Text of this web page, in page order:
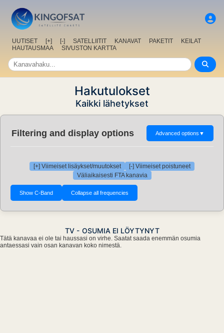
UUTISET [+] [-] SATELLIITIT KANAVAT PAKETIT
KEILAT
HAUTAUSMAA
SIVUSTON KARTTA
Hakutulokset
Kaikki lähetykset
Filtering and display options Advanced options ▼
[+] Viimeiset lisäykset/muutokset
[-] Viimeiset poistuneet
Väliaikaisesti FTA kanavia
TV - OSUMIA EI LÖYTYNYT
Tätä kanavaa ei ole tai haussasi on virhe. Saatat saada enemmän osumia
antaessasi vain osan kanavan koko nimestä.